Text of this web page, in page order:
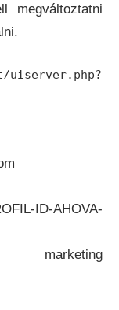
megváltoztatni
uiserver.php?
ID-AHOVA-
marketing